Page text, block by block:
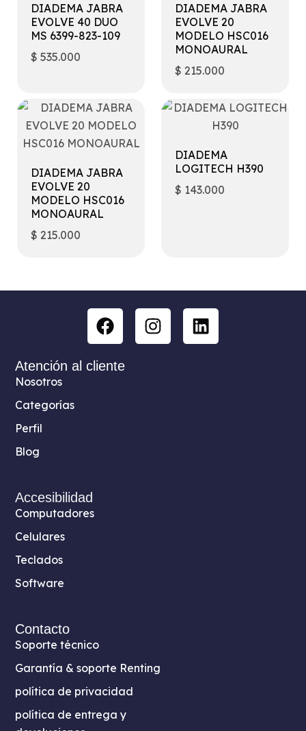
DIADEMA JABRA
EVOLVE 40 DUO
MS 6399-823-109
$ 535.000
DIADEMA JABRA
EVOLVE 20
MODELO HSC016
MONOAURAL
$ 215.000
DIADEMA JABRA
EVOLVE 20
MODELO HSC016
MONOAURAL
$ 215.000
DIADEMA
LOGITECH H390
$ 143.000
Atención al cliente
Nosotros
Categorías
Perfil
Blog
Accesibilidad
Computadores
Celulares
Teclados
Software
Contacto
Soporte técnico
Garantía & soporte Renting
política de privacidad
política de entrega y